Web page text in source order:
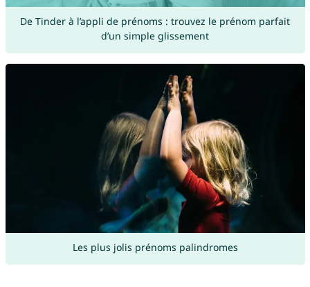
De Tinder à l’appli de prénoms : trouvez le prénom parfait
d’un simple glissement
Les plus jolis prénoms palindromes